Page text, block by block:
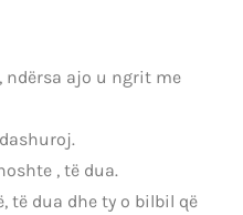
ndërsa ajo u ngrit me
, të dua.
të dua dhe ty o bilbil që